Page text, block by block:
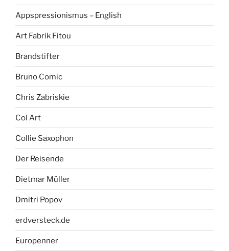
Appspressionismus – English
Art Fabrik Fitou
Brandstifter
Bruno Comic
Chris Zabriskie
Col Art
Collie Saxophon
Der Reisende
Dietmar Müller
Dmitri Popov
erdversteck.de
Europenner